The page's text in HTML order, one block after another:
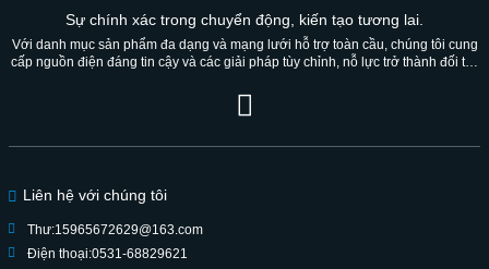
Sự chính xác trong chuyển động, kiến ​​tạo tương lai.
Với danh mục sản phẩm đa dạng và mạng lưới hỗ trợ toàn cầu, chúng tôi cung
cấp nguồn điện đáng tin cậy và các giải pháp tùy chỉnh, nỗ lực trở thành đối tác
Liên hệ với chúng tôi
Thư:15965672629@163.com
Điện thoại:0531-68829621